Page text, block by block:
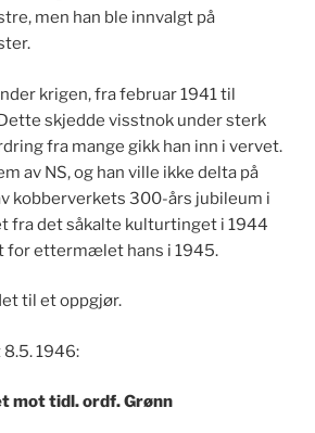
men han ble innvalgt på
krigen, fra februar 1941 til
skjedde visstnok under sterk
fra mange gikk han inn i vervet.
av NS, og han ville ikke delta på
kobberverkets 300-års jubileum i
fra det såkalte kulturtinget i 1944
for ettermælet hans i 1945.
til et oppgjør.
1946:
mot tidl. ordf. Grønn